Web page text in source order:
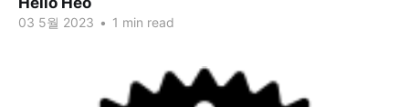
03 5월 2023 • 1 min read